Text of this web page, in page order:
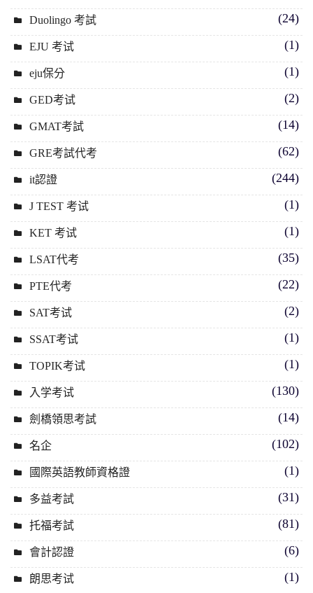
Duolingo 考試 (24)
EJU 考试 (1)
eju保分 (1)
GED考试 (2)
GMAT考試 (14)
GRE考試代考 (62)
it認證 (244)
J TEST 考试 (1)
KET 考试 (1)
LSAT代考 (35)
PTE代考 (22)
SAT考试 (2)
SSAT考试 (1)
TOPIK考试 (1)
入学考试 (130)
劍橋領思考試 (14)
名企 (102)
國際英語教師資格證 (1)
多益考試 (31)
托福考試 (81)
會計認證 (6)
朗思考试 (1)